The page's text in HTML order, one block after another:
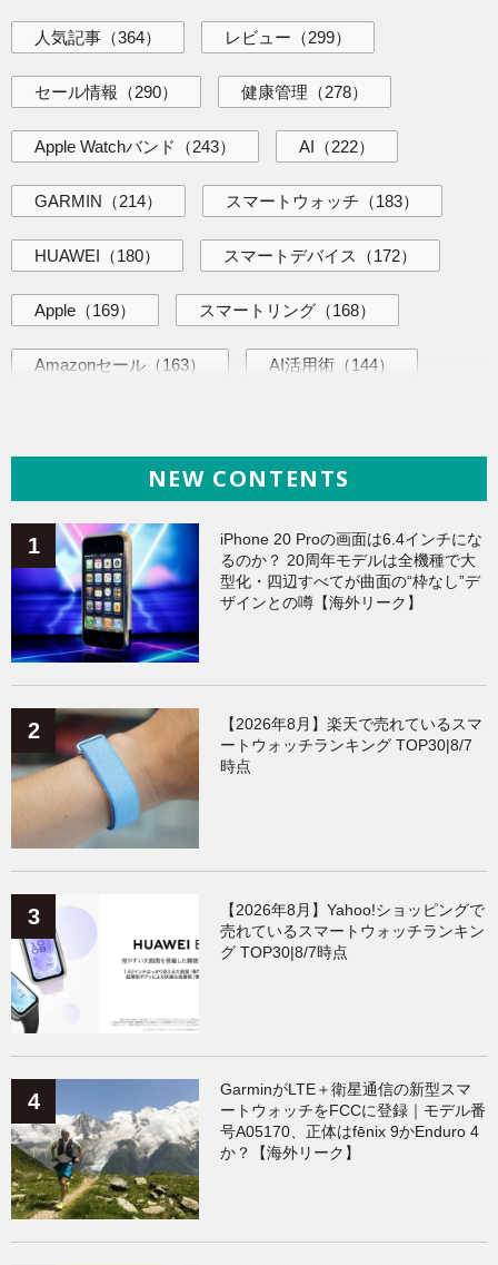
人気記事 （364） レビュー （299）
セール情報 （290） 健康管理 （278）
Apple Watchバンド （243） AI （222）
GARMIN （214） スマートウォッチ （183）
HUAWEI （180） スマートデバイス （172）
Apple （169） スマートリング （168）
Amazonセール （163） AI活用術 （144）
（138） Galaxy（135）
ガジェット（135） ワークアウト（131）
AppleWatchアクセサリー（124） Fitbit（122）
Xiaomi （119）
NEW CONTENTS
iPhone 20 Proの画面は6.4インチにな
るのか？ 20周年モデルは全機種で大
型化・四辺すべてが曲面の“枠なし”デ
ザインとの噂【海外リーク】
【2026年8月】楽天で売れているスマ
ートウォッチランキング TOP30|8/7
時点
【2026年8月】Yahoo!ショッピングで
売れているスマートウォッチランキン
グ TOP30|8/7時点
GarminがLTE＋衛星通信の新型スマ
ートウォッチをFCCに登録｜モデル番
号A05170、正体はfēnix 9かEnduro 4
か？【海外リーク】